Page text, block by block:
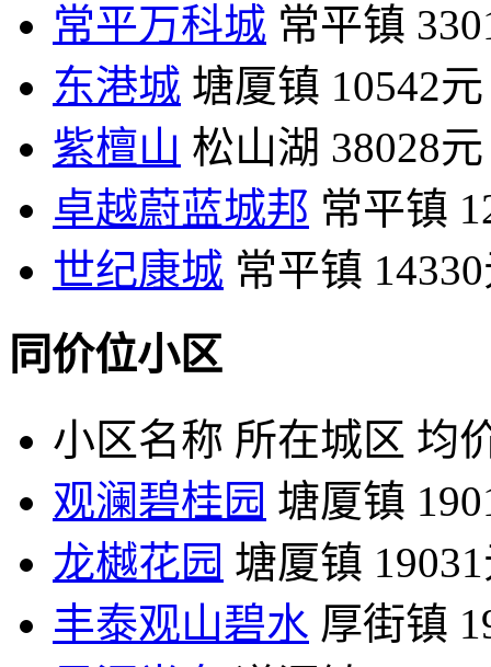
常平万科城 常平镇
东港城 塘厦镇 10542元
紫檀山 松山湖 38028元
卓越蔚蓝城邦 常平镇
世纪康城 常平镇
同价位小区
小区名称 所在城区 均
观澜碧桂园 塘厦镇
龙樾花园 塘厦镇
丰泰观山碧水 厚街镇